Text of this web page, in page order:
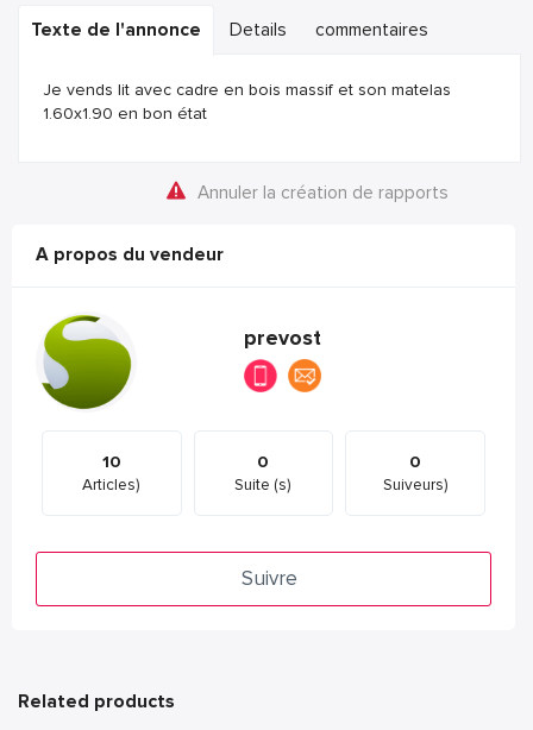
Texte de l'annonce Details commentaires
Je vends lit avec cadre en bois massif et son matelas
1.60x1.90 en bon état
Annuler la création de rapports
A propos du vendeur
prevost
10
Articles)
0
Suite (s)
0
Suiveurs)
Suivre
Related products